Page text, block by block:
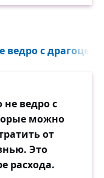
ведро с
ведро с
можно
от
Это
расхода.